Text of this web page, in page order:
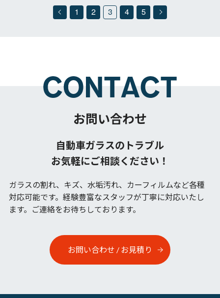
1 2 3 4 5
お問い合わせ
自動車ガラスのトラブル
お気軽にご相談ください！
ガラスの割れ、キズ、水垢汚れ、カーフィルムなど各種
対応可能です。 経験豊富なスタッフが丁寧に対応いたし
ます。ご連絡をお待ちしております。
お問い合わせ / お見積り